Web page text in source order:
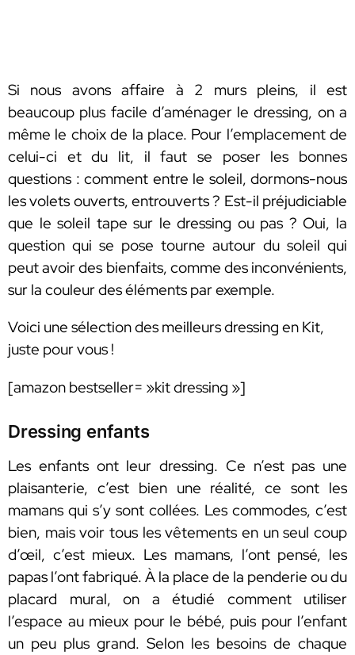
Si nous avons affaire à 2 murs pleins, il est
beaucoup plus facile d’aménager le dressing, on a
même le choix de la place. Pour l’emplacement de
celui-ci et du lit, il faut se poser les bonnes
questions : comment entre le soleil, dormons-nous
les volets ouverts, entrouverts ? Est-il préjudiciable
que le soleil tape sur le dressing ou pas ? Oui, la
question qui se pose tourne autour du soleil qui
peut avoir des bienfaits, comme des inconvénients,
sur la couleur des éléments par exemple.
Voici une sélection des meilleurs dressing en Kit,
juste pour vous !
[amazon bestseller= »kit dressing »]
Dressing enfants
Les enfants ont leur dressing. Ce n’est pas une
plaisanterie, c’est bien une réalité, ce sont les
mamans qui s’y sont collées. Les commodes, c’est
bien, mais voir tous les vêtements en un seul coup
d’œil, c’est mieux. Les mamans, l’ont pensé, les
papas l’ont fabriqué. À la place de la penderie ou du
placard mural, on a étudié comment utiliser
l’espace au mieux pour le bébé, puis pour l’enfant
un peu plus grand. Selon les besoins de chaque